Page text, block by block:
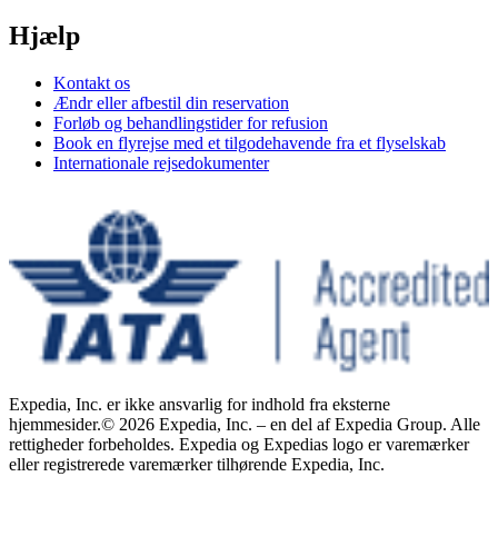
Hjælp
Kontakt os
Ændr eller afbestil din reservation
Forløb og behandlingstider for refusion
Book en flyrejse med et tilgodehavende fra et flyselskab
Internationale rejsedokumenter
Expedia, Inc. er ikke ansvarlig for indhold fra eksterne
hjemmesider.© 2026 Expedia, Inc. – en del af Expedia Group. Alle
rettigheder forbeholdes. Expedia og Expedias logo er varemærker
eller registrerede varemærker tilhørende Expedia, Inc.